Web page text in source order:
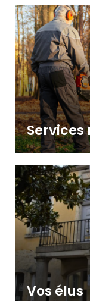
Vos élus